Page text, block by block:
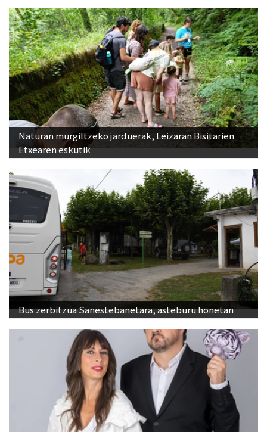
Naturan murgiltzeko jarduerak, Leizaran Bisitarien
Etxearen eskutik
Bus zerbitzua Sanestebanetara, asteburu honetan